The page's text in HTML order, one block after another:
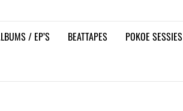
/ EP’S BEATTAPES POKOE SESSIES